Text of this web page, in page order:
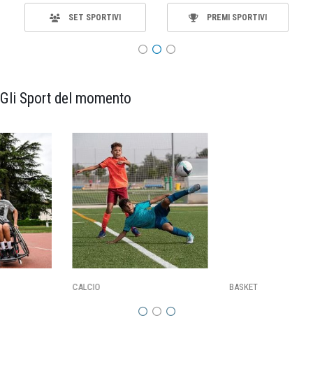
PREMI SPORTIVI MATERIALE
Gli Sport del momento